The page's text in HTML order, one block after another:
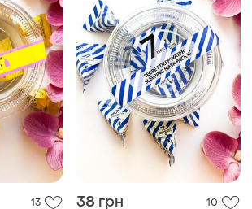
13 38 грн 10